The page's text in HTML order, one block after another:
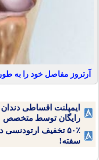
آرتروز مفاصل خود را به
ایمپلنت اقساطی
رایگان توسط متخصص
۵۰٪ تخفیف
سفته!